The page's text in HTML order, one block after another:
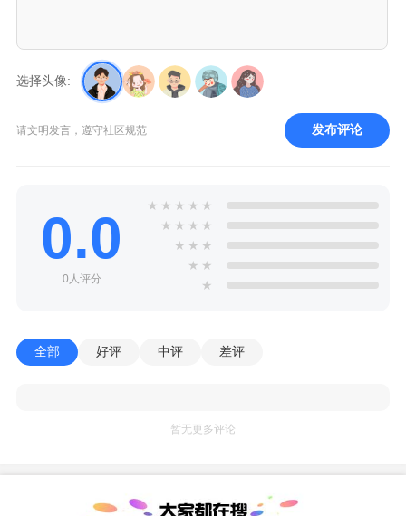
选择头像:
请文明发言，遵守社区规范 发布评论
0.0
0人评分
★ ★ ★ ★ ★
★ ★ ★ ★
★ ★ ★
★ ★
★
全部 好评 中评 差评
暂无更多评论